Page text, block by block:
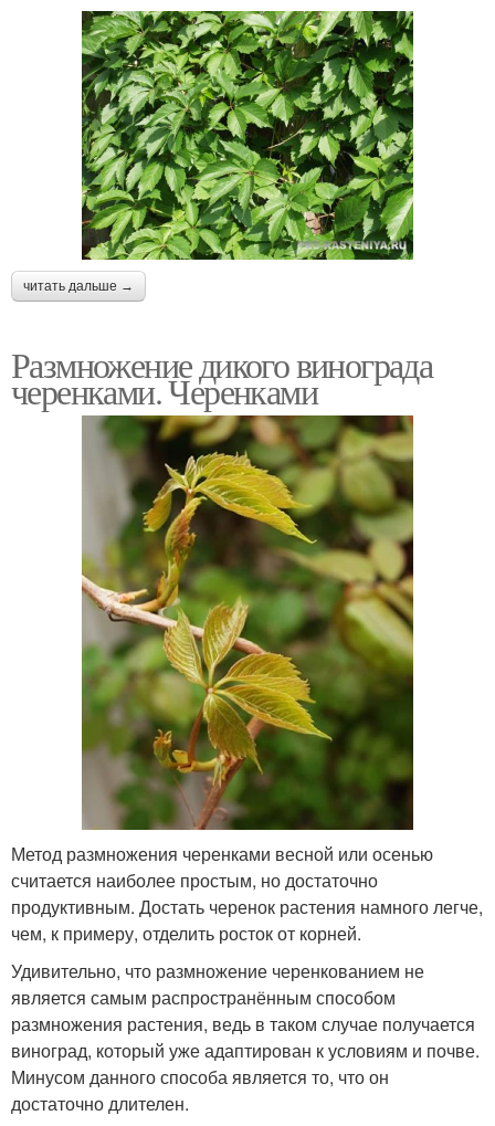
читать дальше →
Размножение дикого винограда
черенками. Черенками
Метод размножения черенками весной или осенью
считается наиболее простым, но достаточно
продуктивным. Достать черенок растения намного легче,
чем, к примеру, отделить росток от корней.
Удивительно, что размножение черенкованием не
является самым распространённым способом
размножения растения, ведь в таком случае получается
виноград, который уже адаптирован к условиям и почве.
Минусом данного способа является то, что он
достаточно длителен.